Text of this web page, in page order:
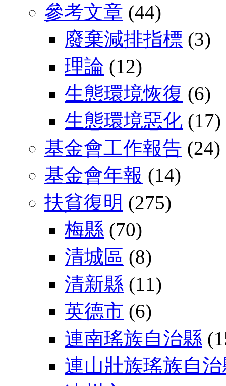
參考文章 (44)
廢棄減排指標 (3)
理論 (12)
生態環境恢復 (6)
生態環境惡化 (17)
基金會工作報告 (24)
基金會年報 (14)
扶貧復明 (275)
梅縣 (70)
清城區 (8)
清新縣 (11)
英德市 (6)
連南瑤族自治縣
連山壯族瑤族自